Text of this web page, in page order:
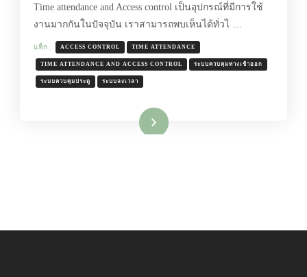
Time attendance and Access control เป็นอุปกรณ์ที่มีการใช้
งานมากกันในปัจจุบัน เราสามารถพบเห็นได้ทั่วไ …
แท็ก: ACCESS CONTROL TIME ATTENDANCE
TIME ATTENDANCE AND ACCESS CONTROL ระบบควบคุมทางเข้าออก
ระบบควบคุมประตู ระบบลงเวลา
อ่านเพิ่มเติม